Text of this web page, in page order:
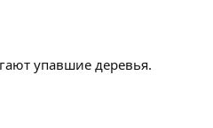
упавшие деревья.